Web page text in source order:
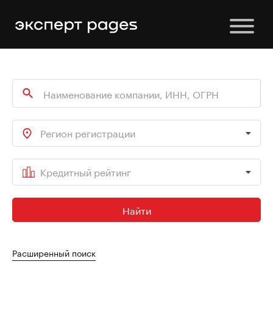
Регион регистрации
Кредитный рейтинг
Найти
Расширенный поиск